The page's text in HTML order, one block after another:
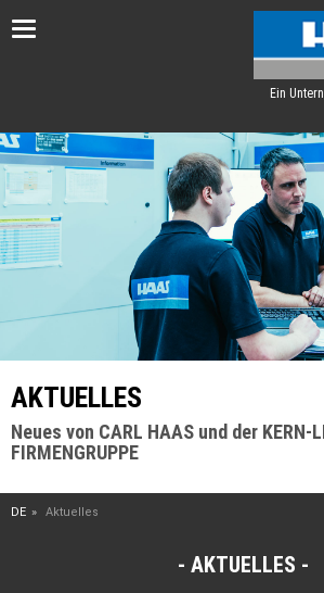
Toggle
Ein
AKTUELLES
Neues von CARL HAAS und der KERN-
FIRMENGRUPPE
DE Aktuelles
AKTUELLES